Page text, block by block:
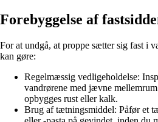
Forebyggelse af
For at undgå, at proppe sætter sig fast i
kan gøre:
Regelmæssig vedligeholdelse:
vandrørene med jævne
opbygges rust eller kalk.
Brug af tætningsmiddel: Påfør et